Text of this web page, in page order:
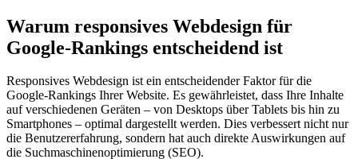
Warum responsives Webdesign für
Google-Rankings entscheidend ist
Responsives Webdesign ist ein entscheidender Faktor für die
Google-Rankings Ihrer Website. Es gewährleistet, dass Ihre Inhalte
auf verschiedenen Geräten – von Desktops über Tablets bis hin zu
Smartphones – optimal dargestellt werden. Dies verbessert nicht nur
die Benutzererfahrung, sondern hat auch direkte Auswirkungen auf
die Suchmaschinenoptimierung (SEO).